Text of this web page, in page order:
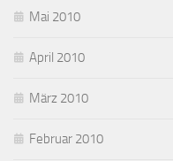
Mai 2010
April 2010
März 2010
Februar 2010